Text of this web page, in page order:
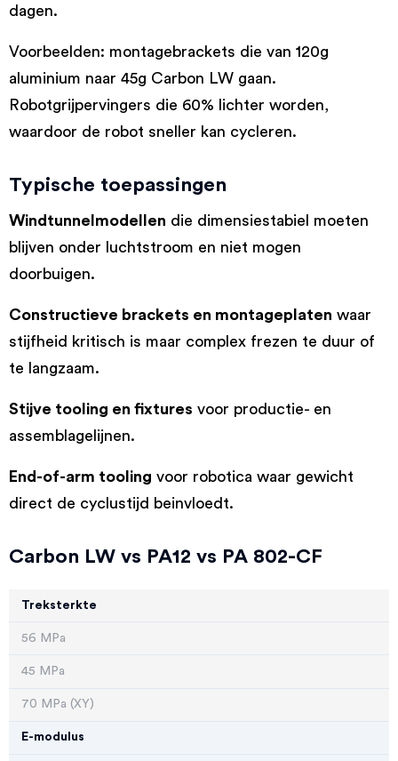
dagen.
Voorbeelden: montagebrackets die van 120g
aluminium naar 45g Carbon LW gaan.
Robotgrijpervingers die 60% lichter worden,
waardoor de robot sneller kan cycleren.
Typische toepassingen
Windtunnelmodellen die dimensiestabiel moeten
blijven onder luchtstroom en niet mogen
doorbuigen.
Constructieve brackets en montageplaten waar
stijfheid kritisch is maar complex frezen te duur of
te langzaam.
Stijve tooling en fixtures voor productie- en
assemblagelijnen.
End-of-arm tooling voor robotica waar gewicht
direct de cyclustijd beinvloedt.
Carbon LW vs PA12 vs PA 802-CF
Treksterkte
56 MPa
45 MPa
70 MPa (XY)
E-modulus